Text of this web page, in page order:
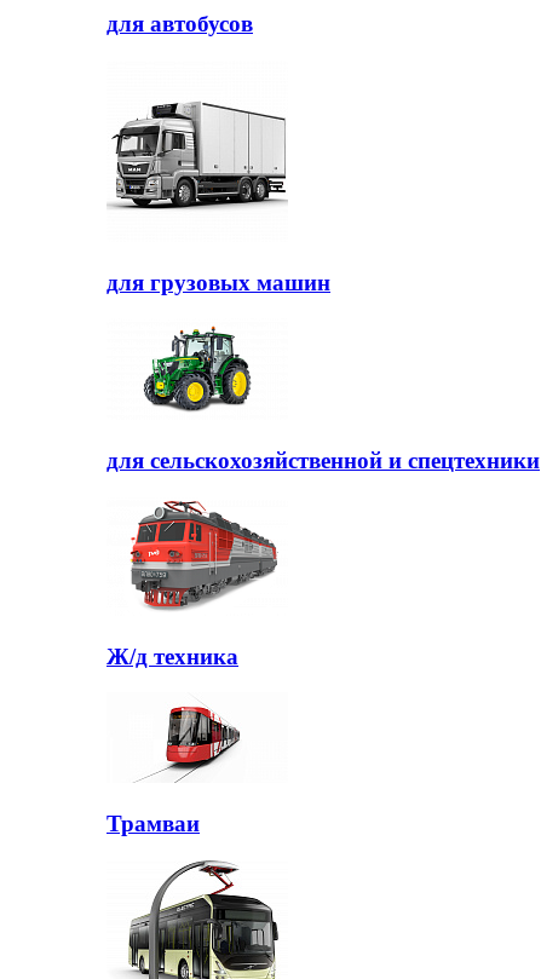
для автобусов
для грузовых машин
для сельскохозяйственной и спецтехники
Ж/д техника
Трамваи